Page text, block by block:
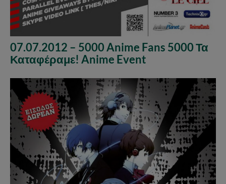
07.07.2012 – 5000 Anime Fans 5000 Τα
Καταφέραμε! Anime Event